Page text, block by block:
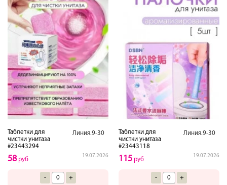
Таблетки для
чистки унитаза
#23443294
Линия.9-30
19.07.2026
58руб
- +
Таблетки для
чистки унитаза
#23443118
Линия.9-30
19.07.2026
115 руб
- +